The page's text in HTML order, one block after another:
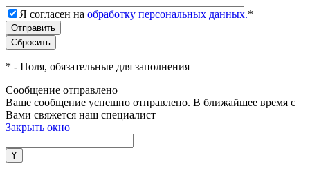
Я согласен на обработку персональных данных.*
* - Поля, обязательные для заполнения
Сообщение отправлено
Ваше сообщение успешно отправлено. В ближайшее время с
Вами свяжется наш специалист
Закрыть окно